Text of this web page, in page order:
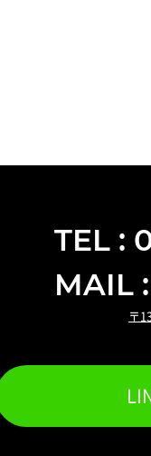
TEL :
MAIL
〒